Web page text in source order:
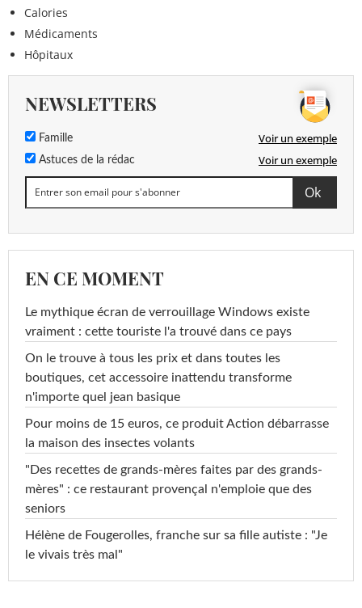
Calories
Médicaments
Hôpitaux
NEWSLETTERS
Famille Voir un exemple
Astuces de la rédac Voir un exemple
EN CE MOMENT
Le mythique écran de verrouillage Windows existe
vraiment : cette touriste l'a trouvé dans ce pays
On le trouve à tous les prix et dans toutes les
boutiques, cet accessoire inattendu transforme
n'importe quel jean basique
Pour moins de 15 euros, ce produit Action débarrasse
la maison des insectes volants
"Des recettes de grands-mères faites par des grands-
mères" : ce restaurant provençal n'emploie que des
seniors
Hélène de Fougerolles, franche sur sa fille autiste : "Je
le vivais très mal"